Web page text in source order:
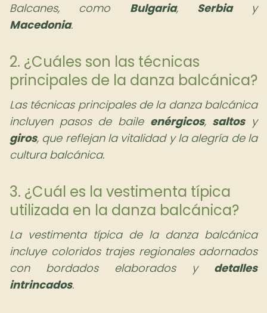
Balcanes, como Bulgaria, Serbiay
Macedonia.
2. ¿Cuáles son las técnicas
principales de la danza balcánica?
Las técnicas principales de la danza balcánica
incluyen pasos de baile enérgicos, saltosy
giros, que reflejan la vitalidad y la alegría de la
cultura balcánica.
3. ¿Cuál es la vestimenta típica
utilizada en la danza balcánica?
La vestimenta típica de la danza balcánica
incluye coloridos trajes regionales adornados
con bordados elaborados y detalles
intrincados.